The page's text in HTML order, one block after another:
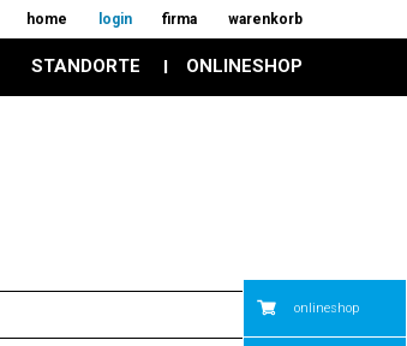
home login firma warenkorb
STANDORTE ONLINESHOP
onlineshop